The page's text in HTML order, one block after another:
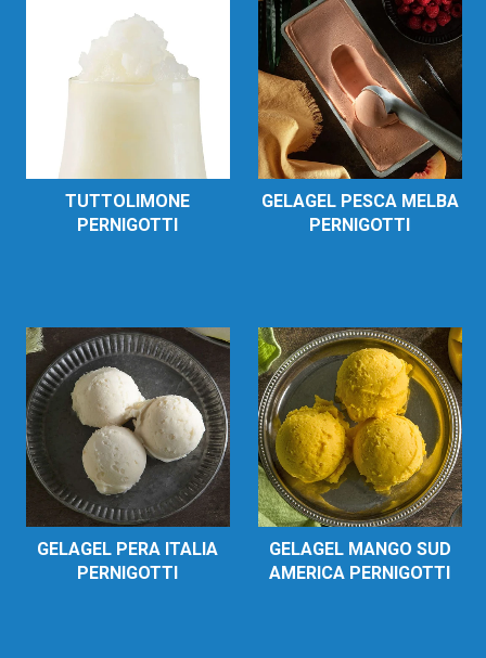
TUTTOLIMONE
PERNIGOTTI
GELAGEL PESCA MELBA
PERNIGOTTI
GELAGEL PERA ITALIA
PERNIGOTTI
GELAGEL MANGO SUD
AMERICA PERNIGOTTI